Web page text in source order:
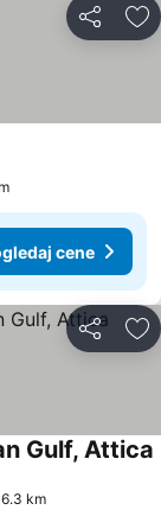
Deli
cene
Deli
Gulf, Attica
km